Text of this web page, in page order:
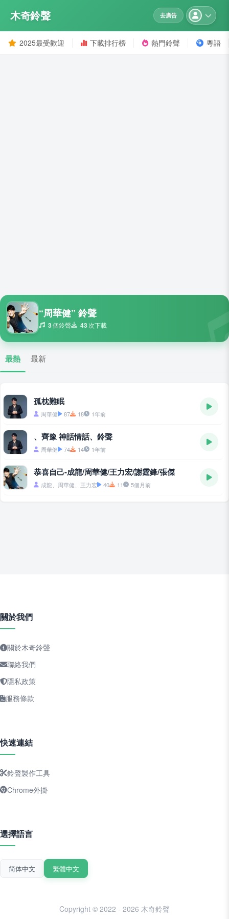
木奇鈴聲 去廣告
2025最受歡迎 下載排行榜 熱門鈴聲 粵語
“周華健” 鈴聲
3個鈴聲 43 次下載
最熱 最新
孤枕難眠
周華健 87 18 1年前
、齊豫 神話情話、鈴聲
周華健 74 14 1年前
恭喜自己-成龍/周華健/王力宏/謝霆鋒/張傑
成龍、周華健、王力宏 40 11 5個月前
關於我們
關於木奇鈴聲
聯絡我們
隱私政策
服務條款
快速連結
鈴聲製作工具
Chrome外掛
選擇語言
简体中文 繁體中文
Copyright © 2022 - 2026 木奇鈴聲